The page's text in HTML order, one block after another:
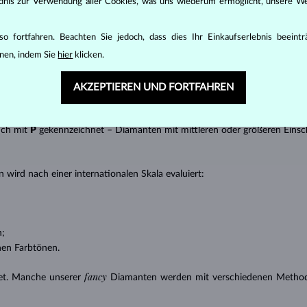
gebracht werden kann, z.B. Marquise, Baguette, Herz, Tropfen,
“Einschlüsse” oder innerer Unreinheiten eines Diamanten
Diamanten ohne Einschlüsse,
– Diamanten mit sehr kleinen Einschlüssen,
mit P gekennzeichnet – Diamanten mit mittleren oder größeren
wird nach einer internationalen Skala evaluiert:
Farbtönen.
Manche unserer fancy Diamanten werden mit verschiedenen
fortfahren. Beachten Sie jedoch, dass dies Ihr Einkaufserlebnis
indem Sie hier klicken.
AKZEPTIEREN UND FORTFAHREN